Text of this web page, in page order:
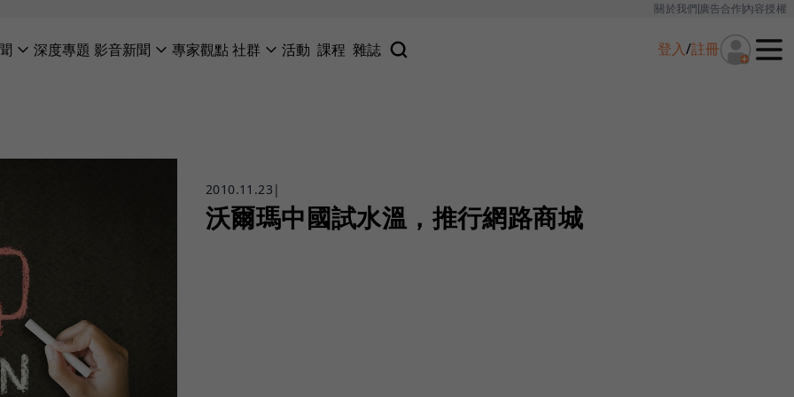
關於我們廣告合作內容授權
深度專題 影音新聞 專家觀點社群 活動 課程 雜誌 登入/註冊
2010.11.23 |
沃爾瑪中國試水溫，推行網路商城